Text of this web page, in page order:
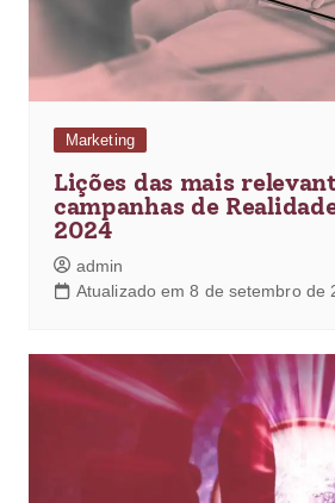
Marketing
Lições das mais
campanhas de
2024
admin
Atualizado em 8 de setembro de